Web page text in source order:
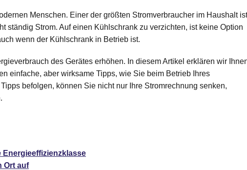
Menschen. Einer der größten Stromverbraucher im Haushalt ist
ständig Strom. Auf einen Kühlschrank zu verzichten, ist keine Option
wenn der Kühlschrank in Betrieb ist.
des Gerätes erhöhen. In diesem Artikel erklären wir
einfache, aber wirksame Tipps, wie Sie beim Betrieb Ihres
befolgen, können Sie nicht nur Ihre Stromrechnung senken,
Ort auf